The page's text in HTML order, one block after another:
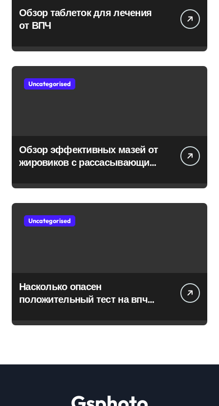
Обзор таблеток для лечения
от ВПЧ
Uncategorised
Обзор эффективных мазей от
жировиков с рассасывающим
Uncategorised
Насколько опасен
положительный тест на впч